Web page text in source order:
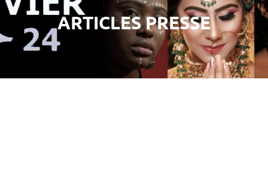
ARTICLES PRESSE